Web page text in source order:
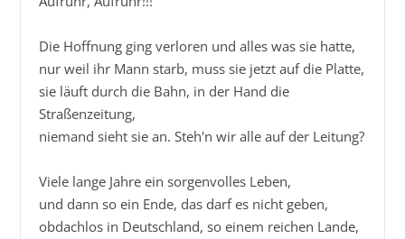
Die Hoffnung ging verloren und alles was sie hatte,
nur weil ihr Mann starb, muss sie jetzt auf die Platte,
sie läuft durch die Bahn, in der Hand die
Straßenzeitung,
niemand sieht sie an. Steh'n wir alle auf der Leitung?
Viele lange Jahre ein sorgenvolles Leben,
und dann so ein Ende, das darf es nicht geben,
obdachlos in Deutschland, so einem reichen Lande,